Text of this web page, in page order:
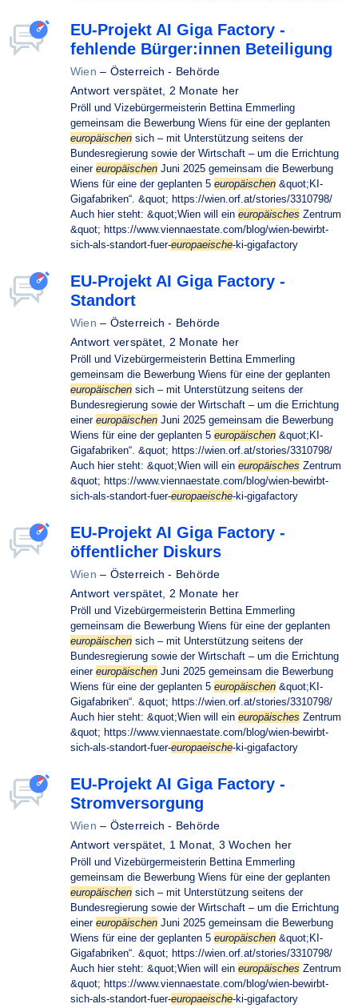
EU-Projekt AI Giga Factory -
fehlende Bürger:innen Beteiligung
Wien – Österreich - Behörde
Antwort verspätet, 2 Monate her
Pröll und Vizebürgermeisterin Bettina Emmerling
gemeinsam die Bewerbung Wiens für eine der geplanten
europäischen sich – mit Unterstützung seitens der
Bundesregierung sowie der Wirtschaft – um die Errichtung
einer europäischen Juni 2025 gemeinsam die Bewerbung
Wiens für eine der geplanten 5 europäischen &quot;KI-
Gigafabriken“. &quot; https://wien.orf.at/stories/3310798/
Auch hier steht: &quot;Wien will ein europäisches Zentrum
&quot; https://www.viennaestate.com/blog/wien-bewirbt-
sich-als-standort-fuer-europaeische-ki-gigafactory
EU-Projekt AI Giga Factory -
Standort
Wien – Österreich - Behörde
Antwort verspätet, 2 Monate her
Pröll und Vizebürgermeisterin Bettina Emmerling
gemeinsam die Bewerbung Wiens für eine der geplanten
europäischen sich – mit Unterstützung seitens der
Bundesregierung sowie der Wirtschaft – um die Errichtung
einer europäischen Juni 2025 gemeinsam die Bewerbung
Wiens für eine der geplanten 5 europäischen &quot;KI-
Gigafabriken“. &quot; https://wien.orf.at/stories/3310798/
Auch hier steht: &quot;Wien will ein europäisches Zentrum
&quot; https://www.viennaestate.com/blog/wien-bewirbt-
sich-als-standort-fuer-europaeische-ki-gigafactory
EU-Projekt AI Giga Factory -
öffentlicher Diskurs
Wien – Österreich - Behörde
Antwort verspätet, 2 Monate her
Pröll und Vizebürgermeisterin Bettina Emmerling
gemeinsam die Bewerbung Wiens für eine der geplanten
europäischen sich – mit Unterstützung seitens der
Bundesregierung sowie der Wirtschaft – um die Errichtung
einer europäischen Juni 2025 gemeinsam die Bewerbung
Wiens für eine der geplanten 5 europäischen &quot;KI-
Gigafabriken“. &quot; https://wien.orf.at/stories/3310798/
Auch hier steht: &quot;Wien will ein europäisches Zentrum
&quot; https://www.viennaestate.com/blog/wien-bewirbt-
sich-als-standort-fuer-europaeische-ki-gigafactory
EU-Projekt AI Giga Factory -
Stromversorgung
Wien – Österreich - Behörde
Antwort verspätet, 1 Monat, 3 Wochen her
Pröll und Vizebürgermeisterin Bettina Emmerling
gemeinsam die Bewerbung Wiens für eine der geplanten
europäischen sich – mit Unterstützung seitens der
Bundesregierung sowie der Wirtschaft – um die Errichtung
einer europäischen Juni 2025 gemeinsam die Bewerbung
Wiens für eine der geplanten 5 europäischen &quot;KI-
Gigafabriken“. &quot; https://wien.orf.at/stories/3310798/
Auch hier steht: &quot;Wien will ein europäisches Zentrum
&quot; https://www.viennaestate.com/blog/wien-bewirbt-
sich-als-standort-fuer-europaeische-ki-gigafactory